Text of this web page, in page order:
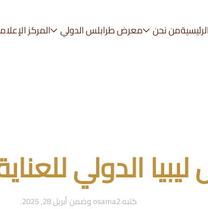
الرئيسيةمن نحن معرض طرابلس الدولي المركز
الدولي
كتبهosama2وضمنأبريل 28, 2025 .